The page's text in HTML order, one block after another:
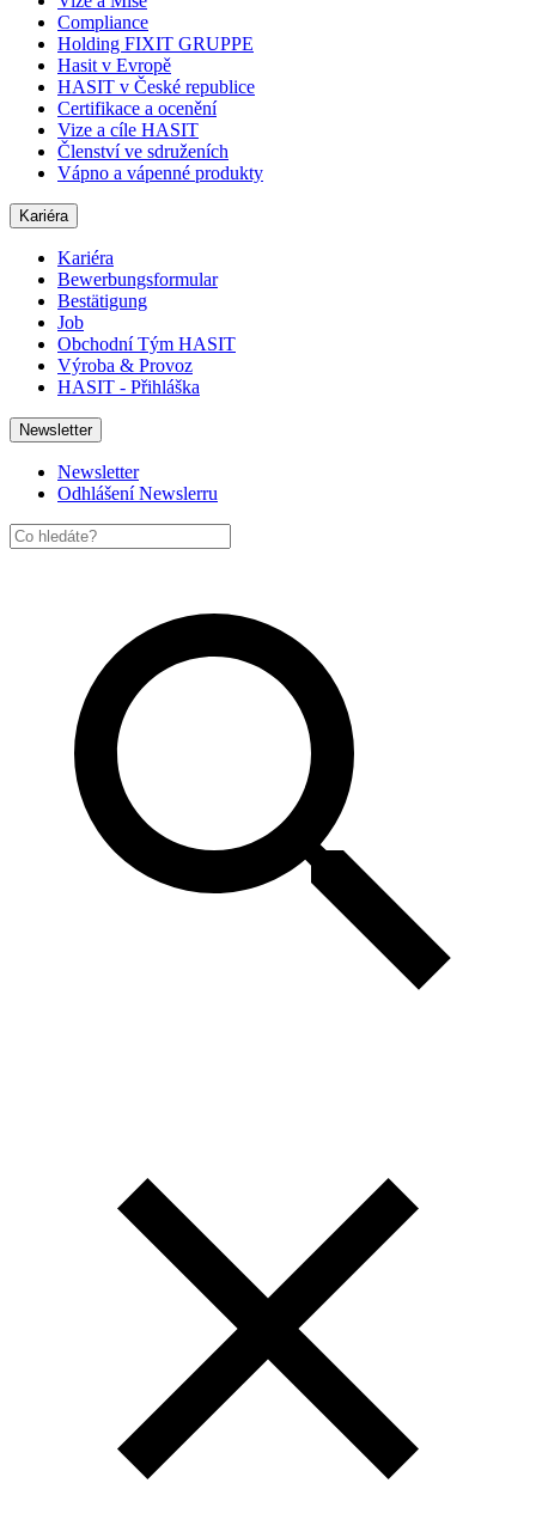
Compliance
Holding FIXIT GRUPPE
Hasit v Evropě
HASIT v České republice
Certifikace a ocenění
Vize a cíle HASIT
Členství ve sdruženích
Vápno a vápenné produkty
Kariéra
Kariéra
Bewerbungsformular
Bestätigung
Job
Obchodní Tým HASIT
Výroba & Provoz
HASIT - Přihláška
Newsletter
Newsletter
Odhlášení Newslerru